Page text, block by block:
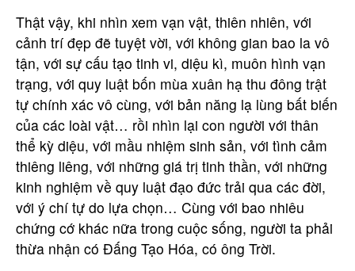
Thật vậy, khi nhìn xem vạn vật, thiên nhiên, với
cảnh trí đẹp đẽ tuyệt vời, với không gian bao la vô
tận, với sự cấu tạo tinh vi, diệu kì, muôn hình vạn
trạng, với quy luật bốn mùa xuân hạ thu đông trật
tự chính xác vô cùng, với bản năng lạ lùng bất biến
của các loài vật… rồi nhìn lại con người với thân
thể kỳ diệu, với mầu nhiệm sinh sản, với tình cảm
thiêng liêng, với những giá trị tinh thần, với những
kinh nghiệm về quy luật đạo đức trải qua các đời,
với ý chí tự do lựa chọn… Cùng với bao nhiêu
chứng cớ khác nữa trong cuộc sống, người ta phải
thừa nhận có Đấng Tạo Hóa, có ông Trời.
Bạn cần được tư vấn thêm?
Hãy liên hệ với chúng tôi.
Họ tên
Email
Nội dung